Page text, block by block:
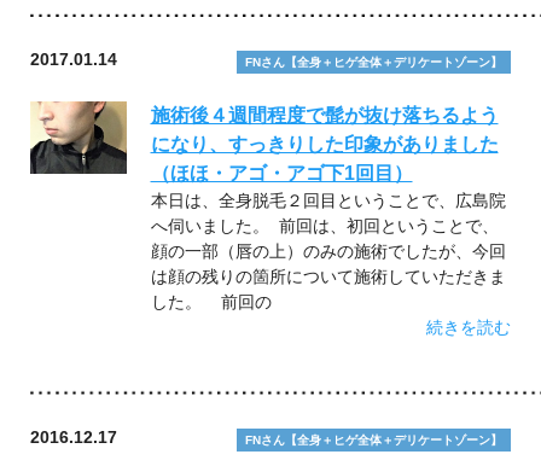
2017.01.14 FNさん【全身＋ヒゲ全体＋デリケートゾーン】
施術後４週間程度で髭が抜け落ちるよう
になり、すっきりした印象がありました
（ほほ・アゴ・アゴ下1回目）
本日は、全身脱毛２回目ということで、広島院
へ伺いました。 前回は、初回ということで、
顔の一部（唇の上）のみの施術でしたが、今回
は顔の残りの箇所について施術していただきま
した。 前回の
続きを読む
2016.12.17 FNさん【全身＋ヒゲ全体＋デリケートゾーン】